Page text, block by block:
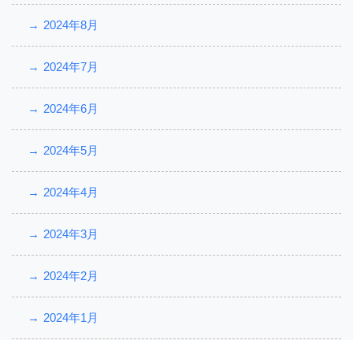
2024年8月
2024年7月
2024年6月
2024年5月
2024年4月
2024年3月
2024年2月
2024年1月